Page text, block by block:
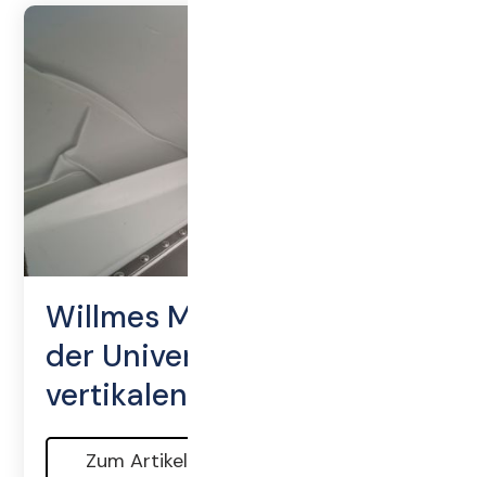
Willmes Meilensteine – von
der Universalpresse zur
vertikalen Entsaftung
Zum Artikel